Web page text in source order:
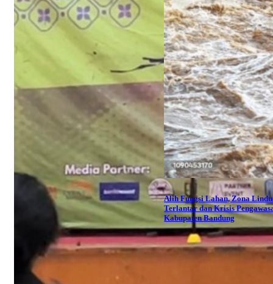
Alih Fungsi Lahan, Zona
Terlantar dan Krisis
Kabupaten Bandung